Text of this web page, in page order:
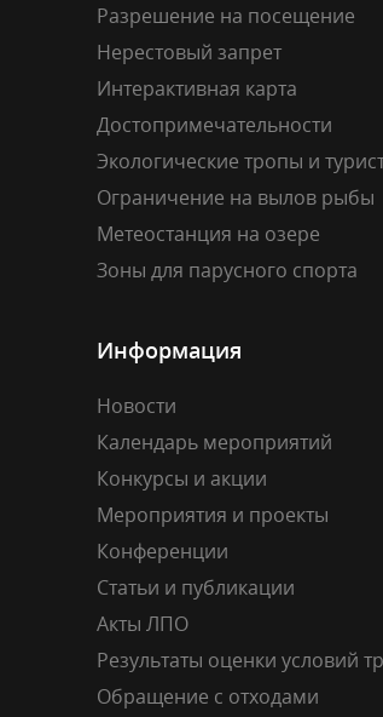
Разрешение на посещение
Нерестовый запрет
Интерактивная карта
Достопримечательности
Экологические тропы и
Ограничение на вылов рыбы
Метеостанция на озере
Зоны для парусного спорта
Информация
Новости
Календарь мероприятий
Конкурсы и акции
Мероприятия и проекты
Конференции
Статьи и публикации
Акты ЛПО
Результаты оценки условий
Обращение с отходами